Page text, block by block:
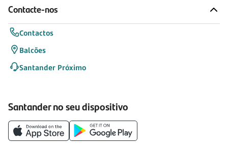
Contacte-nos
Contactos
Balcões
Santander Próximo
Santander no seu dispositivo